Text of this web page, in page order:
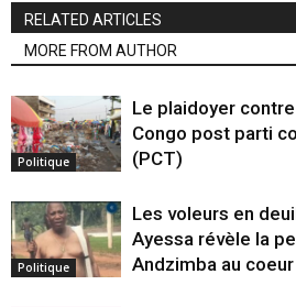
RELATED ARTICLES
MORE FROM AUTHOR
Politique
Le plaidoyer
Congo post parti
(PCT)
Politique
Les voleurs en
Ayessa révèle la
Andzimba au